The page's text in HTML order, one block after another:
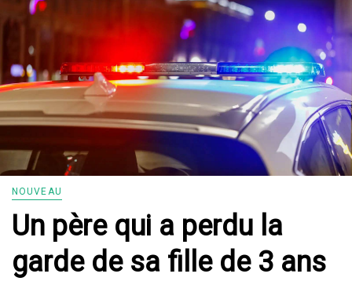
NOUVEAU
Un père qui a perdu la
garde de sa fille de 3 ans